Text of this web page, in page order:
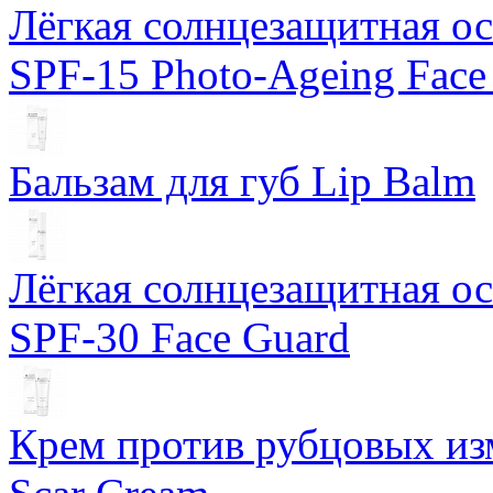
Лёгкая солнцезащитная
SPF-15 Photo-Ageing
Бальзам для губ Lip Balm
Лёгкая солнцезащитная
SPF-30 Face Guard
Крем против рубцовых